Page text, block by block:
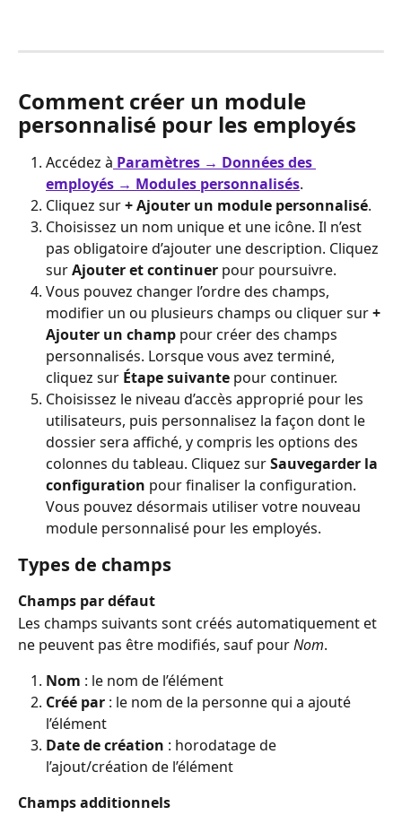
Comment créer un module
personnalisé pour les employés
Accédez à Paramètres → Données des
employés → Modules personnalisés.
Cliquez sur + Ajouter un module personnalisé.
Choisissez un nom unique et une icône. Il n’est
pas obligatoire d’ajouter une description. Cliquez
sur Ajouter et continuer pour poursuivre.
Vous pouvez changer l’ordre des champs,
modifier un ou plusieurs champs ou cliquer sur +
Ajouter un champ pour créer des champs
personnalisés. Lorsque vous avez terminé,
cliquez sur Étape suivante pour continuer.
Choisissez le niveau d’accès approprié pour les
utilisateurs, puis personnalisez la façon dont le
dossier sera affiché, y compris les options des
colonnes du tableau. Cliquez sur Sauvegarder la
configuration pour finaliser la configuration.
Vous pouvez désormais utiliser votre nouveau
module personnalisé pour les employés.
Types de champs
Champs par défaut
Les champs suivants sont créés automatiquement et
ne peuvent pas être modifiés, sauf pour Nom.
Nom : le nom de l’élément
Créé par : le nom de la personne qui a ajouté
l’élément
Date de création : horodatage de
l’ajout/création de l’élément
Champs additionnels